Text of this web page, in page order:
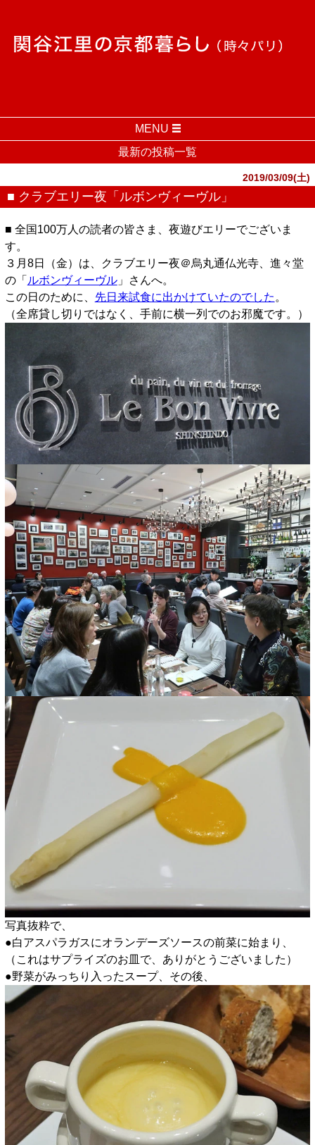
MENU
最新の投稿一覧
2019/03/09(土)
■ クラブエリー夜「ルボンヴィーヴル」
■ 全国100万人の読者の皆さま、夜遊びエリーでございま
す。
３月8日（金）は、クラブエリー夜＠烏丸通仏光寺、進々堂
の「 ルボンヴィーヴル」さんへ。
この日のために、 先日来試食に出かけていたのでした 。
（全席貸し切りではなく、手前に横一列でのお邪魔です。）
写真抜粋で、
●白アスパラガスにオランデーズソースの前菜に始まり、
（これはサプライズのお皿で、ありがとうございました）
●野菜がみっちり入ったスープ、その後、